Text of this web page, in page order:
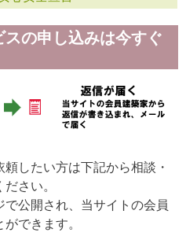
の申し込みは今すぐ
したい方は下記から相談・
さい。
公開され、当サイトの会員
できます。